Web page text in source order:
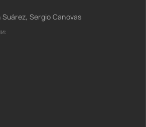
Sergio Canovas